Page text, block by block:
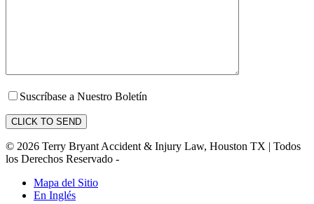
Suscríbase a Nuestro Boletín
© 2026 Terry Bryant Accident & Injury Law, Houston TX | Todos
los Derechos Reservado -
Mapa del Sitio
En Inglés